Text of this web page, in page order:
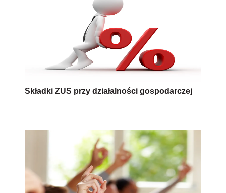
Składki ZUS przy działalności gospodarczej